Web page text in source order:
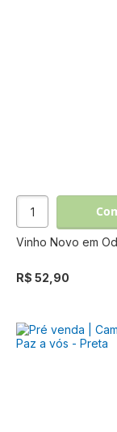
Vinho Novo em
R$ 52,90